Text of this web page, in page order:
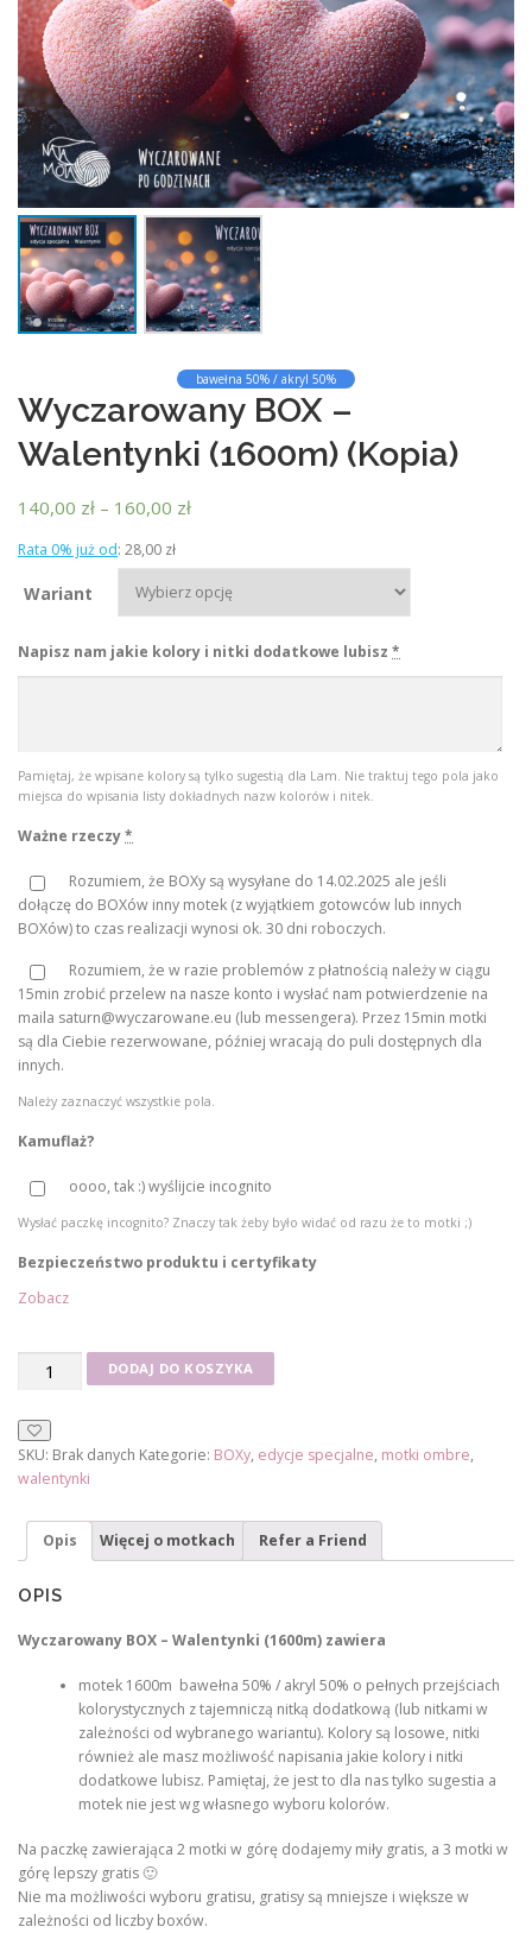
bawełna 50% / akryl 50%
Wyczarowany BOX –
Walentynki (1600m) (Kopia)
140,00 zł – 160,00 złZ
k
r
s
:
1
4
0
,
0
z
o
1
0
Rata 0% już od: 28,00 zł
Wariant
Napisz nam jakie kolory i nitki dodatkowe lubisz *
Pamiętaj, że wpisane kolory są tylko sugestią dla Lam. Nie traktuj tego pola jako
miejsca do wpisania listy dokładnych nazw kolorów i nitek.
Ważne rzeczy *
Rozumiem, że BOXy są wysyłane do 14.02.2025 ale jeśli
dołączę do BOXów inny motek (z wyjątkiem gotowców lub innych
BOXów) to czas realizacji wynosi ok. 30 dni roboczych.
Rozumiem, że w razie problemów z płatnością należy w ciągu
15min zrobić przelew na nasze konto i wysłać nam potwierdzenie na
maila saturn@wyczarowane.eu (lub messengera). Przez 15min motki
są dla Ciebie rezerwowane, później wracają do puli dostępnych dla
innych.
Należy zaznaczyć wszystkie pola.
Kamuflaż?
oooo, tak :) wyślijcie incognito
Wysłać paczkę incognito? Znaczy tak żeby było widać od razu że to motki ;)
Bezpieczeństwo produktu i certyfikaty
Zobacz
Wyczarowany
-
Walentynki
(1600m)
DODAJ DO KOSZYKA
SKU: Brak danych Kategorie: BOXy, edycje specjalne, motki ombre,
walentynki
Opis Więcej o motkach Refer a Friend
OPIS
Wyczarowany BOX – Walentynki (1600m) zawiera
motek 1600m bawełna 50% / akryl 50% o pełnych przejściach
kolorystycznych z tajemniczą nitką dodatkową (lub nitkami w
zależności od wybranego wariantu). Kolory są losowe, nitki
również ale masz możliwość napisania jakie kolory i nitki
dodatkowe lubisz. Pamiętaj, że jest to dla nas tylko sugestia a
motek nie jest wg własnego wyboru kolorów.
Na paczkę zawierająca 2 motki w górę dodajemy miły gratis, a 3 motki w
górę lepszy gratis 🙂
Nie ma możliwości wyboru gratisu, gratisy są mniejsze i większe w
zależności od liczby boxów.